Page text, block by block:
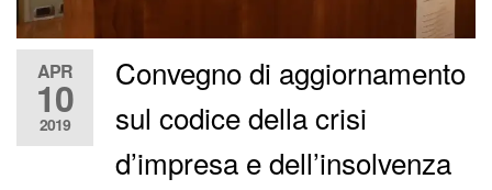
APR
10
2019
Convegno di aggiornamento
sul codice della crisi
d’impresa e dell’insolvenza